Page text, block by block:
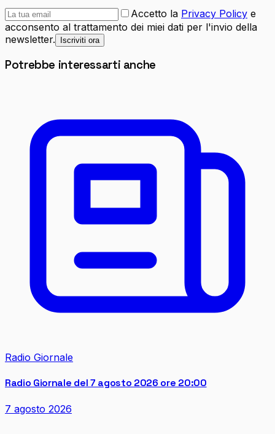
Accetto la Privacy Policy e
acconsento al trattamento dei miei dati per l'invio della
newsletter.
Iscriviti ora
Potrebbe interessarti anche
Radio Giornale
Radio Giornale del 7 agosto 2026 ore 20:00
7 agosto 2026